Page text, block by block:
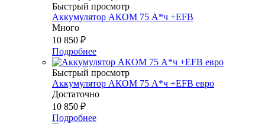
Быстрый просмотр
Аккумулятор АКОМ 75 А*ч +EFB
Много
10 850 ₽
Подробнее
Быстрый просмотр
Аккумулятор АКОМ 75 А*ч +EFB евро
Достаточно
10 850 ₽
Подробнее